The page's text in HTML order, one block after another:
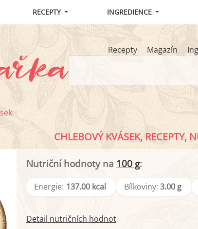
RECEPTY INGREDIENCE
Recepty Magazín
CHLEBOVÝ KVÁSEK, RECEPTY,
Nutriční hodnoty na 100 g:
Energie: 137.00 kcal Bílkoviny: 3.00 g
Detail nutričních hodnot